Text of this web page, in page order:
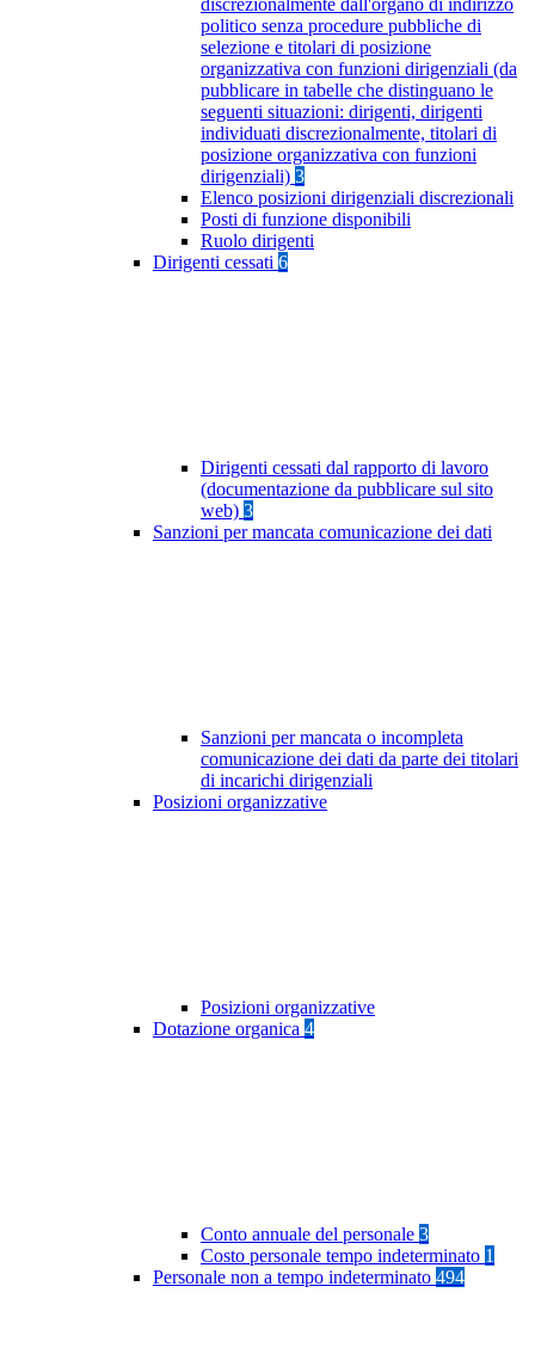
discrezionalmente dall'organo di indirizzo
politico senza procedure pubbliche di
selezione e titolari di posizione
organizzativa con funzioni dirigenziali (da
pubblicare in tabelle che distinguano le
seguenti situazioni: dirigenti, dirigenti
individuati discrezionalmente, titolari di
posizione organizzativa con funzioni
dirigenziali) 3
Elenco posizioni dirigenziali discrezionali
Posti di funzione disponibili
Ruolo dirigenti
Dirigenti cessati 6
Dirigenti cessati dal rapporto di lavoro
(documentazione da pubblicare sul sito
web) 3
Sanzioni per mancata comunicazione dei dati
Sanzioni per mancata o incompleta
comunicazione dei dati da parte dei titolari
di incarichi dirigenziali
Posizioni organizzative
Posizioni organizzative
Dotazione organica 4
Conto annuale del personale 3
Costo personale tempo indeterminato 1
Personale non a tempo indeterminato 494